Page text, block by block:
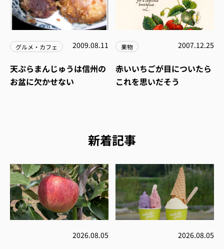
グルメ・カフェ 2009.08.11
天ぷらまんじゅうは信州の
お盆に欠かせない
果物 2007.12.25
赤いいちごが目についたら
これを思いだそう
新着記事
2026.08.05 2026.08.05